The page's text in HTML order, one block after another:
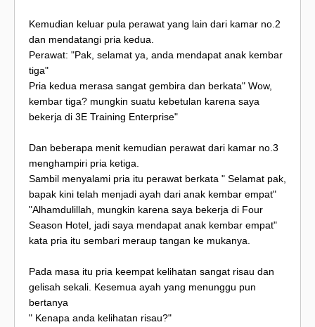
Kemudian keluar pula perawat yang lain dari kamar no.2
dan mendatangi pria kedua.
Perawat: "Pak, selamat ya, anda mendapat anak kembar
tiga"
Pria kedua merasa sangat gembira dan berkata" Wow,
kembar tiga? mungkin suatu kebetulan karena saya
bekerja di 3E Training Enterprise"
Dan beberapa menit kemudian perawat dari kamar no.3
menghampiri pria ketiga.
Sambil menyalami pria itu perawat berkata " Selamat pak,
bapak kini telah menjadi ayah dari anak kembar empat"
"Alhamdulillah, mungkin karena saya bekerja di Four
Season Hotel, jadi saya mendapat anak kembar empat"
kata pria itu sembari meraup tangan ke mukanya.
Pada masa itu pria keempat kelihatan sangat risau dan
gelisah sekali. Kesemua ayah yang menunggu pun
bertanya
" Kenapa anda kelihatan risau?"